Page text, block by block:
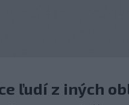
ľudí z iných